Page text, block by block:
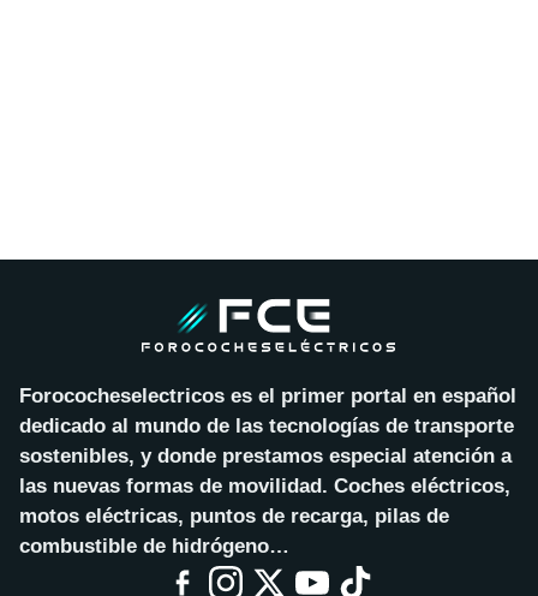
Forococheselectricos es el primer portal en español
dedicado al mundo de las tecnologías de transporte
sostenibles, y donde prestamos especial atención a
las nuevas formas de movilidad. Coches eléctricos,
motos eléctricas, puntos de recarga, pilas de
combustible de hidrógeno…